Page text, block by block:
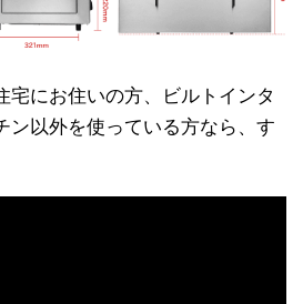
宅にお住いの方、ビルトインタ
ン以外を使っている方なら、す